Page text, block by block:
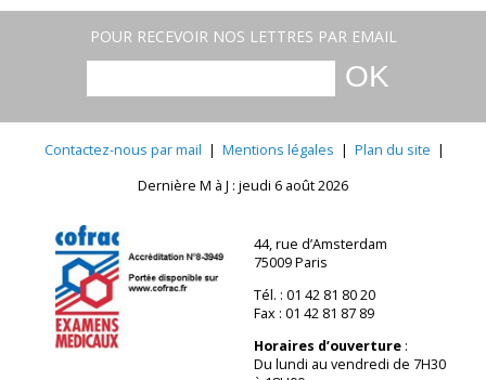
POUR RECEVOIR NOS LETTRES PAR EMAIL
Contactez-nous par mail | Mentions légales | Plan du site |
Dernière M à J : jeudi 6 août 2026
44, rue d’Amsterdam
75009 Paris
Tél. : 01 42 81 80 20
Fax : 01 42 81 87 89
Horaires d’ouverture:
Du lundi au vendredi de 7H30